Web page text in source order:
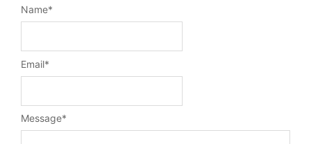
Message*
Name*
Email*